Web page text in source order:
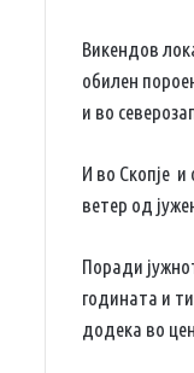
Викендов
обилен
и во
И во Скопје
ветер од
Поради
годината и
додека во